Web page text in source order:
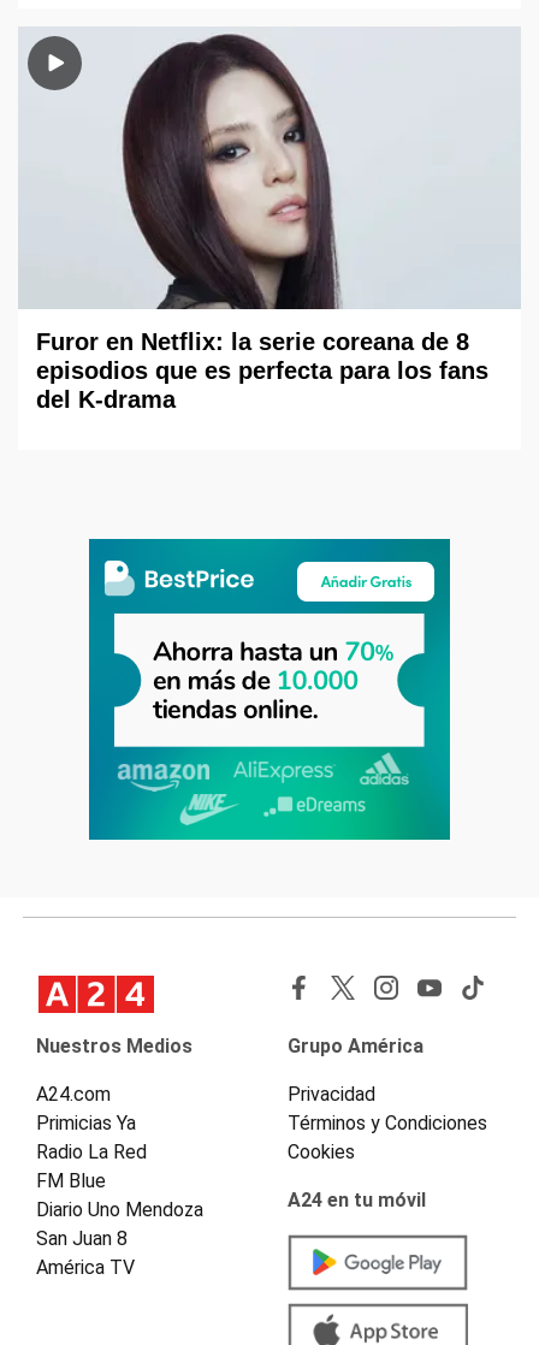
Furor en Netflix: la serie coreana de 8
episodios que es perfecta para los fans
del K-drama
Nuestros Medios
A24.com
Primicias Ya
Radio La Red
FM Blue
Diario Uno Mendoza
San Juan 8
América TV
Grupo América
Privacidad
Términos y Condiciones
Cookies
A24 en tu móvil